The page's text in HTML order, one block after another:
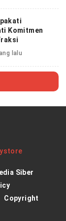
Komitmen
lalu
Siber
Copyright